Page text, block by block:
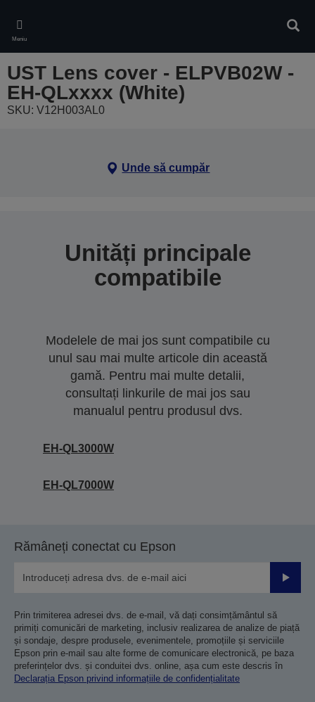
main
content
Meniu
UST Lens cover - ELPVB02W -
EH-QLxxxx (White)
SKU: V12H003AL0
Unde să cumpăr
Unități principale
compatibile
Modelele de mai jos sunt compatibile cu
unul sau mai multe articole din această
gamă. Pentru mai multe detalii,
consultați linkurile de mai jos sau
manualul pentru produsul dvs.
EH-QL3000W
EH-QL7000W
Rămâneți conectat cu Epson
Prin trimiterea adresei dvs. de e-mail, vă dați consimțământul să
primiți comunicări de marketing, inclusiv realizarea de analize de piață
și sondaje, despre produsele, evenimentele, promoțiile și serviciile
Epson prin e-mail sau alte forme de comunicare electronică, pe baza
preferințelor dvs. și conduitei dvs. online, așa cum este descris în
Declarația Epson privind informațiile de confidențialitate